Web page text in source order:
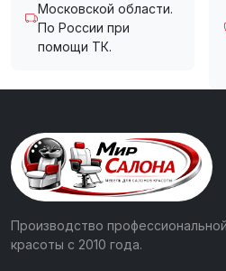
Московской области.
По России при
помощи ТК.
Производство
красоты с 2010 года.